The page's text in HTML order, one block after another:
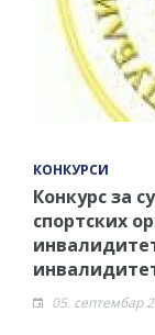
КОНКУРСИ
Конкурс за
спортских
05. септембар